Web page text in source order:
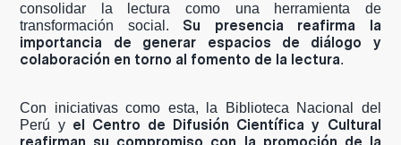
consolidar la lectura como una herramienta de
transformación social. Su presencia reafirma la
importancia de generar espacios de diálogo y
colaboración en torno al fomento de la lectura.
Con iniciativas como esta, la Biblioteca Nacional del
Perú y el Centro de Difusión Científica y Cultural